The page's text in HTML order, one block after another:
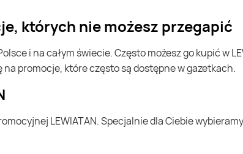
których nie możesz przegapić
promocje, które często są dostępne w gazetkach.